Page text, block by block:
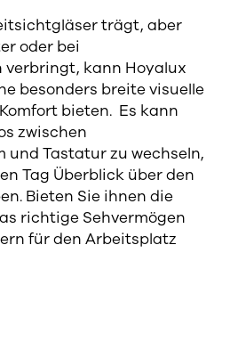
trägt, aber
oder bei
kann Hoyalux
besonders breite visuelle
bieten. Es kann
zwischen
Tastatur zu wechseln,
Tag Überblick über den
Bieten Sie ihnen die
richtige Sehvermögen
für den Arbeitsplatz